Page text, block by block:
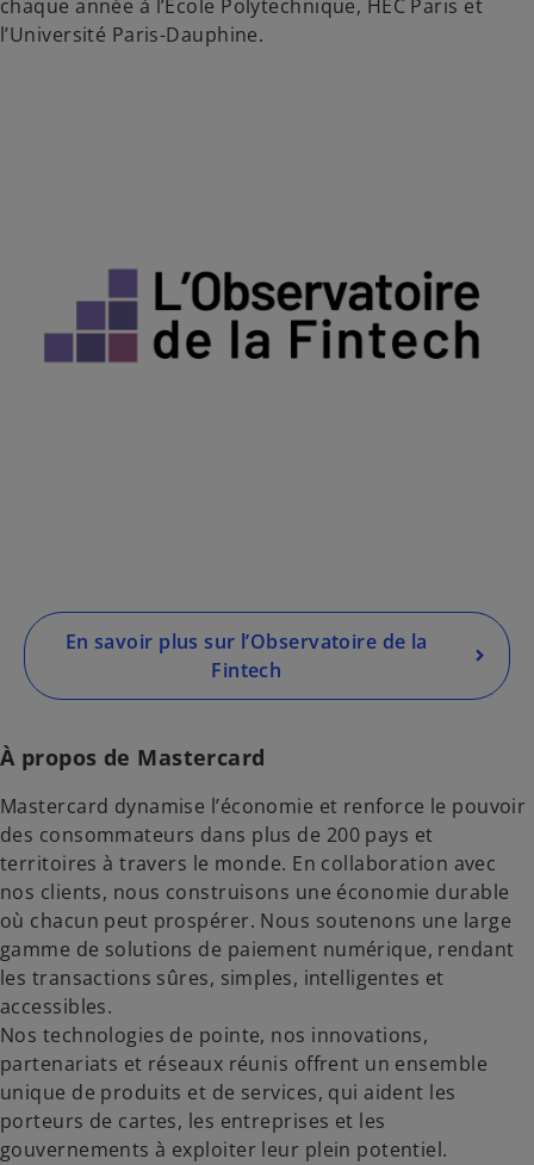
chaque année à l’École Polytechnique, HEC Paris et
l’Université Paris-Dauphine.
En savoir plus sur l’Observatoire de la
Fintech
n
o
l
n
g
l
e
À propos de Mastercard
Mastercard dynamise l’économie et renforce le pouvoir
des consommateurs dans plus de 200 pays et
territoires à travers le monde. En collaboration avec
nos clients, nous construisons une économie durable
où chacun peut prospérer. Nous soutenons une large
gamme de solutions de paiement numérique, rendant
les transactions sûres, simples, intelligentes et
accessibles.
Nos technologies de pointe, nos innovations,
partenariats et réseaux réunis offrent un ensemble
unique de produits et de services, qui aident les
porteurs de cartes, les entreprises et les
gouvernements à exploiter leur plein potentiel.